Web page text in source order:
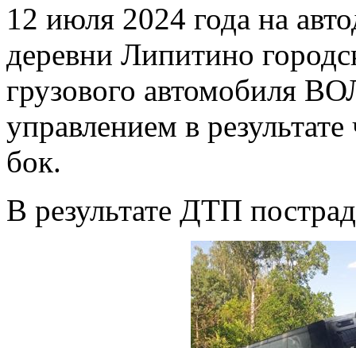
12 июля 2024 года на
деревни Липитино
грузового автомобиля
управлением в
бок.
В результате ДТП